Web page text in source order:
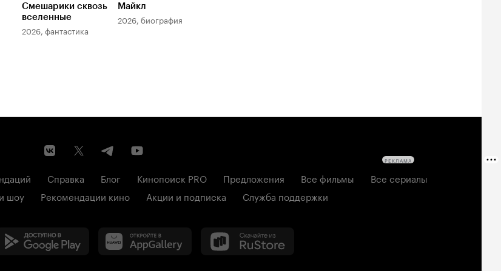
Смешарики сквозь
вселенные
2026, фантастика
Майкл
2026, биография
Справка Блог Кинопоиск PRO Предложения Все фильмы
Все сериалы
шоу Рекомендации кино Акции и подписка Служба поддержки
РЕКЛАМА